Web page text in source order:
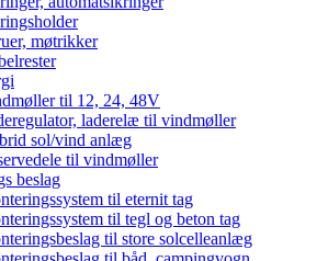
møtrikker
til 12, 24, 48V
laderelæ til vindmøller
sol/vind anlæg
til vindmøller
beslag
til eternit tag
til tegl og beton tag
til store solcelleanlæg